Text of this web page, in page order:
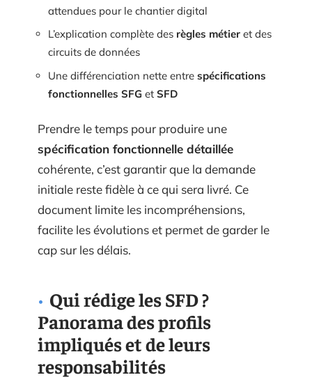
attendues pour le chantier digital
L’explication complète des règles métier et des
circuits de données
Une différenciation nette entre spécifications
fonctionnelles SFG et SFD
Prendre le temps pour produire une
spécification fonctionnelle détaillée
cohérente, c’est garantir que la demande
initiale reste fidèle à ce qui sera livré. Ce
document limite les incompréhensions,
facilite les évolutions et permet de garder le
cap sur les délais.
Qui rédige les SFD ?
Panorama des profils
impliqués et de leurs
responsabilités